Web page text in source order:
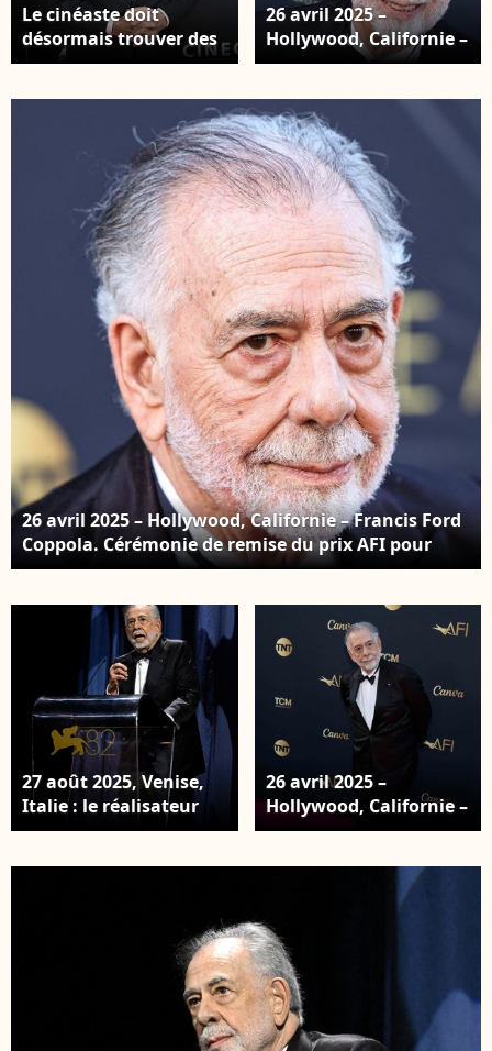
Le cinéaste doit
désormais trouver des
solutions pour
Ford Coppola sur le
tapis rouge de l'avant-
première du film
Megalopolis lors du 19ᵉ
Festival du film de
Rome (Italie), le 14
octobre 2024. © Inside
/ Panoramic /
Bestimage
26 avril 2025 –
Hollywood, Californie –
Francis Ford Coppola.
du prix AFI pour
l’ensemble de sa
carrière son honneur
au TCL Chinese
Theatre. © Backgrid
USA / Bestimage
26 avril 2025 – Hollywood, Californie – Francis Ford
Coppola. Cérémonie de remise du prix AFI pour
l’ensemble de sa carrière son honneur au TCL
27 août 2025, Venise,
Italie : le réalisateur
américain Francis Ford
carrière au 82ᵉ Festival
international du film
de Venise, Italie, le 27
26 avril 2025 –
Hollywood, Californie –
Francis Ford Coppola.
l’ensemble de sa
carrière son honneur
au TCL Chinese
Theatre. © Photo Press
Service / BESTIMAGE